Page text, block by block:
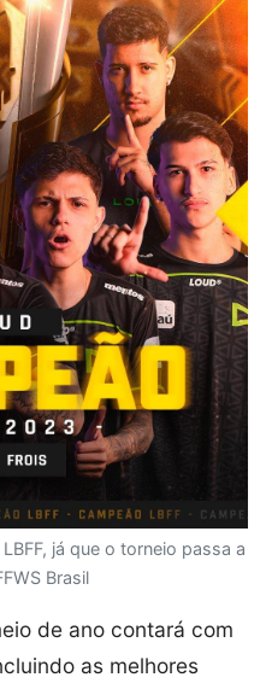
já que o torneio passa a
Brasil
de ano contará com
as melhores